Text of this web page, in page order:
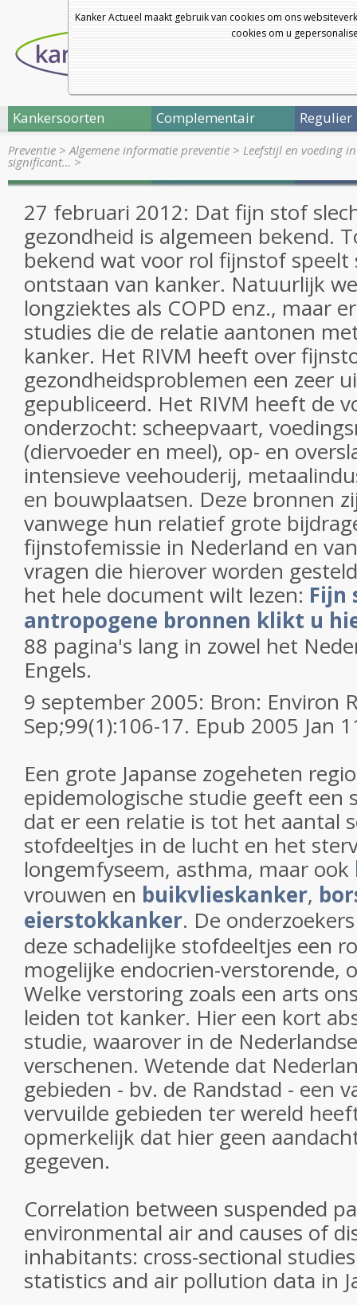
Kanker Actueel maakt gebruik van cookies om ons
cookies om u
Kankersoorten Complementair Regulier
Preventie >Algemene informatie preventie > Leefstijl en voeding
significant… >
27 februari 2012: Dat fijn stof
gezondheid is algemeen bekend.
bekend wat voor rol fijnstof speelt
ontstaan van kanker. Natuurlijk
longziektes als COPD enz., maar
studies die de relatie aantonen
kanker. Het RIVM heeft over
gezondheidsproblemen een zeer
gepubliceerd. Het RIVM heeft de
onderzocht: scheepvaart,
(diervoeder en meel), op- en
intensieve veehouderij,
en bouwplaatsen. Deze bronnen
vanwege hun relatief grote
fijnstofemissie in Nederland en
vragen die hierover worden
het hele document wilt lezen: Fijn
antropogene bronnen klikt u
88 pagina's lang in zowel het
Engels.
9 september 2005: Bron: Environ
Sep;99(1):106-17. Epub 2005 Jan
Een grote Japanse zogeheten
epidemologische studie geeft een
dat er een relatie is tot het aantal
stofdeeltjes in de lucht en het
longemfyseem, asthma, maar ook
vrouwen en buikvlieskanker,
eierstokkanker. De
deze schadelijke stofdeeltjes een
mogelijke endocrien-verstorende,
Welke verstoring zoals een arts
leiden tot kanker. Hier een kort
studie, waarover in de
verschenen. Wetende dat
gebieden - bv. de Randstad - een
vervuilde gebieden ter wereld
opmerkelijk dat hier geen
gegeven.
Correlation between suspended
environmental air and causes of
inhabitants: cross-sectional
statistics and air pollution data in